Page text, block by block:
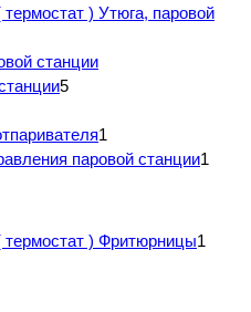
) Утюга, паровой
станции
5
1
паровой станции1
термостат ) Фритюрницы1